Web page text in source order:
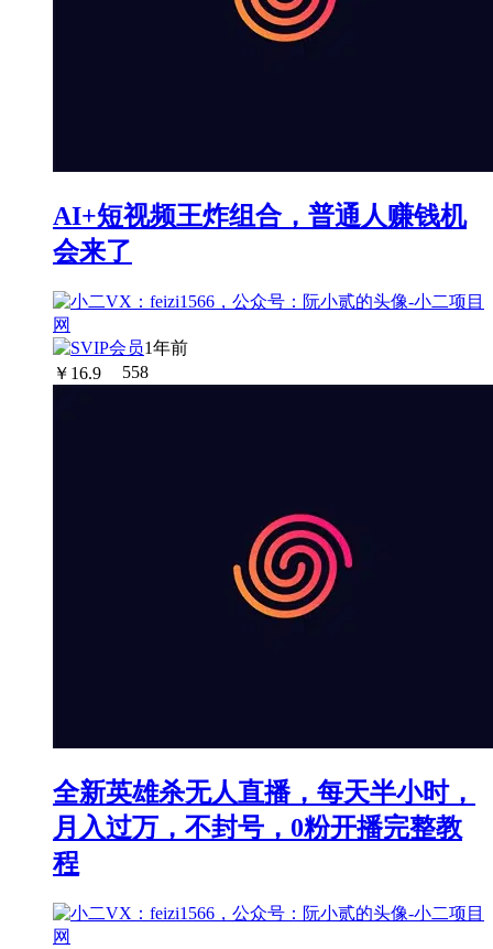
AI+短视频王炸组合，普通人赚钱机
会来了
1年前
￥ 16.9 558
全新英雄杀无人直播，每天半小时，
月入过万，不封号，0粉开播完整教
程